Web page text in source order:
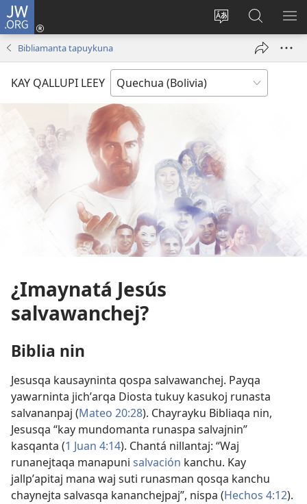
JW.ORG
Change
language
Yaykunapaj
(opens
JW.ORG
nisqapi
Bibliamanta tapuykuna
KAY QALLUPI LEEY
¿Imaynatá Jesús
salvawanchej?
Biblia nin
Jesusqa kausayninta qospa salvawanchej. Payqa
yawarninta jichʼarqa Diosta tukuy kasukoj runasta
salvananpaj (Mateo 20:28). Chayrayku Bibliaqa nin,
Jesusqa “kay mundomanta runaspa salvajnin”
kasqanta (1 Juan 4:14). Chantá nillantaj: “Waj
runanejtaqa manapuni salvación kanchu. Kay
jallpʼapitaj mana waj suti runasman qosqa kanchu
chaynejta salvasqa kananchejpaj”, nispa (Hechos 4:12).